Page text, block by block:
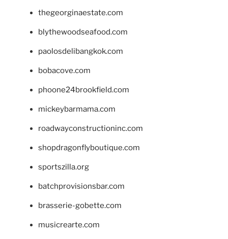
thegeorginaestate.com
blythewoodseafood.com
paolosdelibangkok.com
bobacove.com
phoone24brookfield.com
mickeybarmama.com
roadwayconstructioninc.com
shopdragonflyboutique.com
sportszilla.org
batchprovisionsbar.com
brasserie-gobette.com
musicrearte.com